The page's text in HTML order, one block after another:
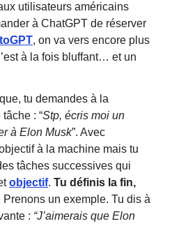
utilisateurs américains
à ChatGPT de réserver
, on va vers encore plus
à la fois bluffant… et un
tu demandes à la
: “Stp, écris moi un
à Elon Musk”. Avec
à la machine mais tu
tâches successives qui
objectif. Tu définis la fin,
Prenons un exemple. Tu dis à
: “J’aimerais que Elon